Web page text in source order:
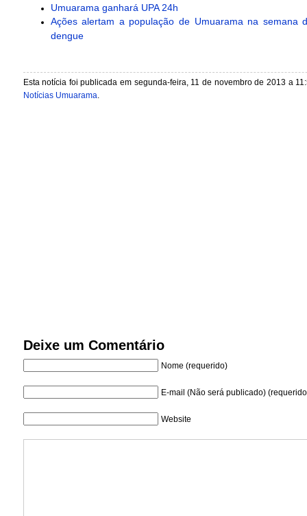
Umuarama ganhará UPA 24h
Ações alertam a população de Umuarama na semana
dengue
Esta notícia foi publicada em segunda-feira, 11 de novembro de 2013 a
Notícias Umuarama.
Deixe um Comentário
Nome (requerido)
E-mail (Não será publicado)
Website